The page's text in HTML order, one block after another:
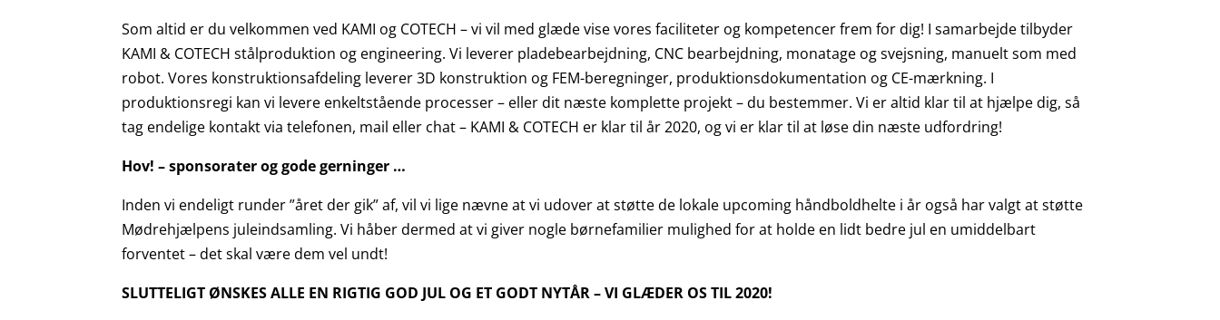
Som altid er du velkommen ved KAMI og COTECH – vi vil med glæde vise vores faciliteter og kompetencer frem for dig! I samarbejde tilbyder
KAMI & COTECH stålproduktion og engineering. Vi leverer pladebearbejdning, CNC bearbejdning, monatage og svejsning, manuelt som med
robot. Vores konstruktionsafdeling leverer 3D konstruktion og FEM-beregninger, produktionsdokumentation og CE-mærkning. I
produktionsregi kan vi levere enkeltstående processer – eller dit næste komplette projekt – du bestemmer. Vi er altid klar til at hjælpe dig, så
tag endelige kontakt via telefonen, mail eller chat – KAMI & COTECH er klar til år 2020, og vi er klar til at løse din næste udfordring!
Hov! – sponsorater og gode gerninger …
Inden vi endeligt runder ”året der gik” af, vil vi lige nævne at vi udover at støtte de lokale upcoming håndboldhelte i år også har valgt at støtte
Mødrehjælpens juleindsamling. Vi håber dermed at vi giver nogle børnefamilier mulighed for at holde en lidt bedre jul en umiddelbart
forventet – det skal være dem vel undt!
SLUTTELIGT ØNSKES ALLE EN RIGTIG GOD JUL OG ET GODT NYTÅR – VI GLÆDER OS TIL 2020!